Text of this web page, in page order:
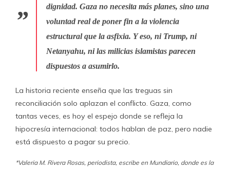
dignidad. Gaza no necesita más planes, sino una
voluntad real de poner fin a la violencia
estructural que la asfixia. Y eso, ni Trump, ni
Netanyahu, ni las milicias islamistas parecen
dispuestos a asumirlo.
La historia reciente enseña que las treguas sin
reconciliación solo aplazan el conflicto. Gaza, como
tantas veces, es hoy el espejo donde se refleja la
hipocresía internacional: todos hablan de paz, pero nadie
está dispuesto a pagar su precio.
*Valeria M. Rivera Rosas, periodista, escribe en Mundiario, donde es la